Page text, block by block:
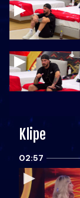
Klipe
02:57